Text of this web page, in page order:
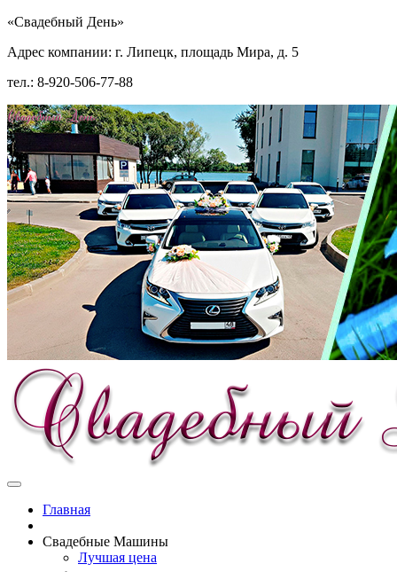
«Свадебный День»
Адрес компании: г. Липецк, площадь Мира, д. 5
тел.: 8-920-506-77-88
Главная
Свадебные Машины
Лучшая цена